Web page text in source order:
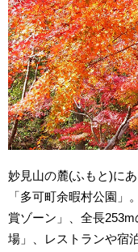
妙見山の麓(ふもと)に
「多可町余暇村公園
賞ゾーン」、全長
場」、レストランや宿